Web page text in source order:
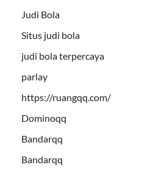
Judi Bola
Situs judi bola
judi bola terpercaya
parlay
https://ruangqq.com/
Dominoqq
Bandarqq
Bandarqq